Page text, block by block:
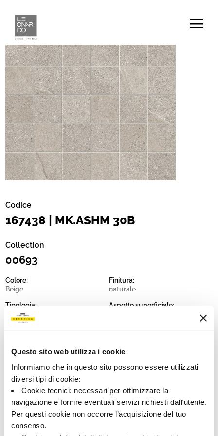
Questo sito web utilizza i cookie
Informiamo che in questo sito possono essere utilizzati
diversi tipi di cookie:
Cookie tecnici: necessari per ottimizzare la
navigazione e fornire eventuali servizi richiesti dall’utente.
Per questi cookie non occorre l’acquisizione del tuo
consenso.
Codice
167438 | MK.ASHM 30B
Collection
00693
Colore:
Beige
Tipologia:
Fondo
Formato:
Finitura:
naturale
Aspetto superficiale:
Stonalizzazione:
Unità di misura:
Share: